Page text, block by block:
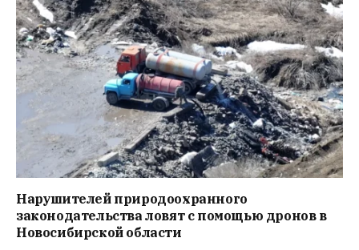
Нарушителей природоохранного
законодательства ловят с помощью дронов в
Новосибирской области